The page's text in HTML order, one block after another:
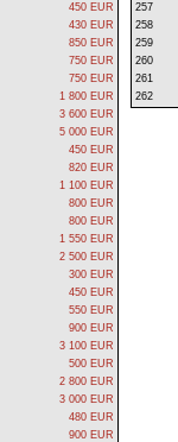
450 EUR
430 EUR
850 EUR
750 EUR
750 EUR
1 800 EUR
3 600 EUR
5 000 EUR
450 EUR
820 EUR
1 100 EUR
800 EUR
800 EUR
1 550 EUR
2 500 EUR
300 EUR
450 EUR
550 EUR
900 EUR
3 100 EUR
500 EUR
2 800 EUR
3 000 EUR
480 EUR
900 EUR
257
258
259
260
261
262